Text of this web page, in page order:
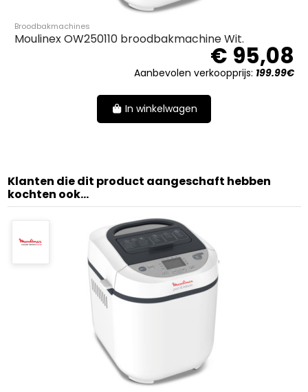
Broodbakmachines
Moulinex OW250110 broodbakmachine Wit.
€ 95,08
Aanbevolen verkoopprijs: 199.99€
In winkelwagen
Klanten die dit product aangeschaft hebben
kochten ook...